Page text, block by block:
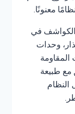
معنونًا.
الكواشف في
وحدات
المقاومة
مع طبيعة
النظام